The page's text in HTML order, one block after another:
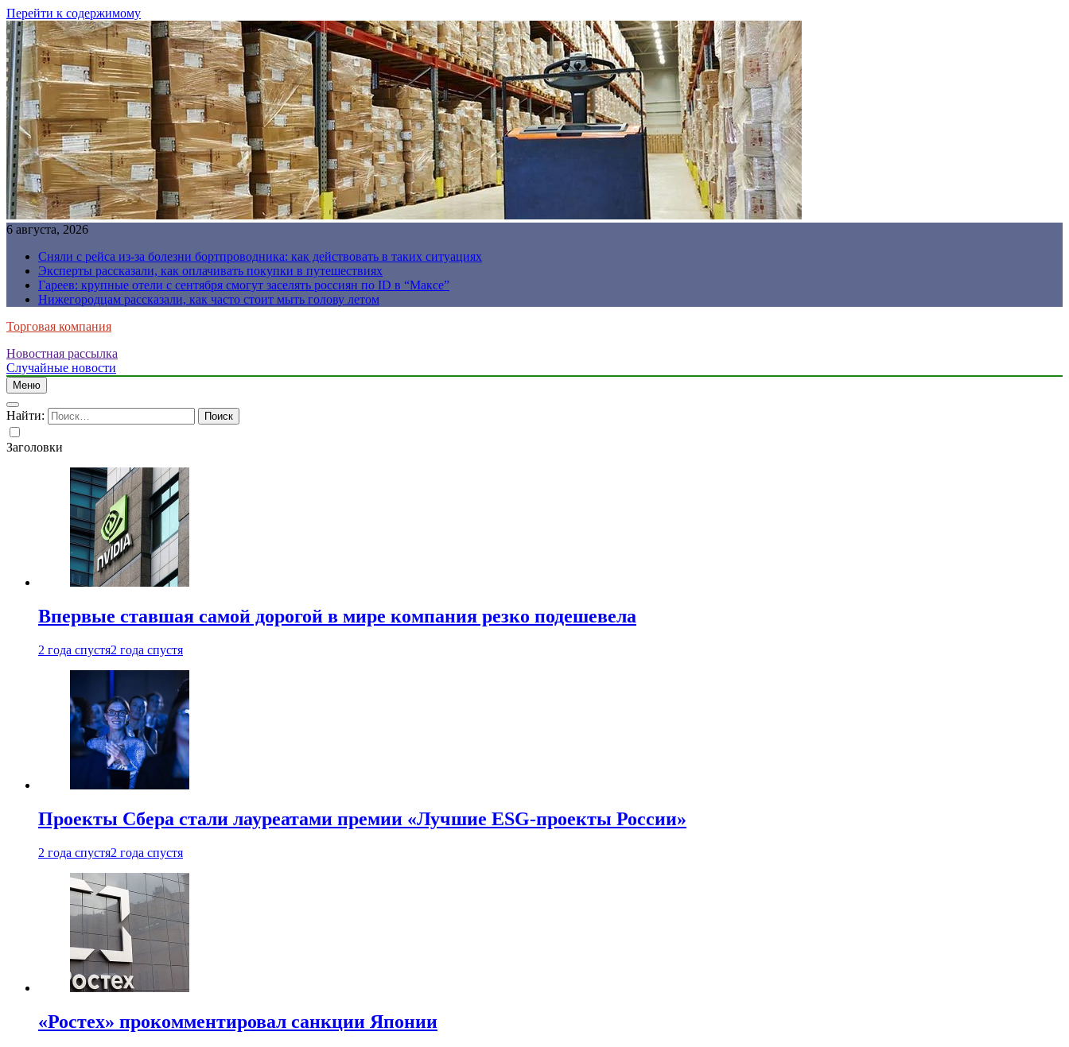
Перейти к содержимому
6 августа, 2026
Сняли с рейса из-за болезни бортпроводника: как действовать в таких ситуациях
Эксперты рассказали, как оплачивать покупки в путешествиях
Гареев: крупные отели с сентября смогут заселять россиян по ID в “Максе”
Нижегородцам рассказали, как часто стоит мыть голову летом
Торговая компания
Новостная рассылка
Случайные новости
Меню
Найти:
Заголовки
Впервые ставшая самой дорогой в мире компания резко подешевела
2 года спустя2 года спустя
Проекты Сбера стали лауреатами премии «Лучшие ESG-проекты России»
2 года спустя2 года спустя
«Ростех» прокомментировал санкции Японии